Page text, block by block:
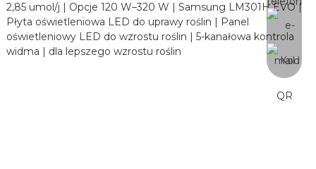
2,85 umol/j | Opcje 120 W–320 W | Samsung LM301H EVO |
Płyta oświetleniowa LED do uprawy roślin | Panel
oświetleniowy LED do wzrostu roślin | 5-kanałowa kontrola
widma | dla lepszego wzrostu roślin